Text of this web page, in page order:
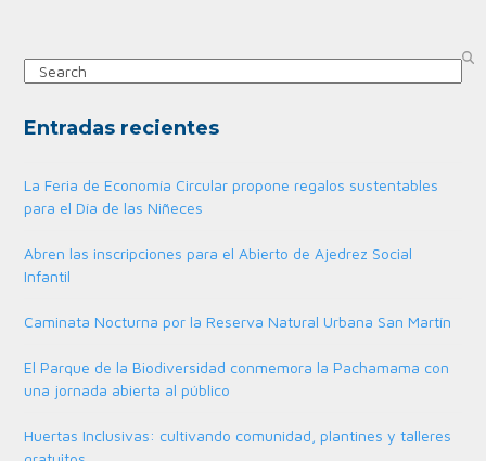
Search
Entradas recientes
La Feria de Economía Circular propone regalos sustentables
para el Día de las Niñeces
Abren las inscripciones para el Abierto de Ajedrez Social
Infantil
Caminata Nocturna por la Reserva Natural Urbana San Martín
El Parque de la Biodiversidad conmemora la Pachamama con
una jornada abierta al público
Huertas Inclusivas: cultivando comunidad, plantines y talleres